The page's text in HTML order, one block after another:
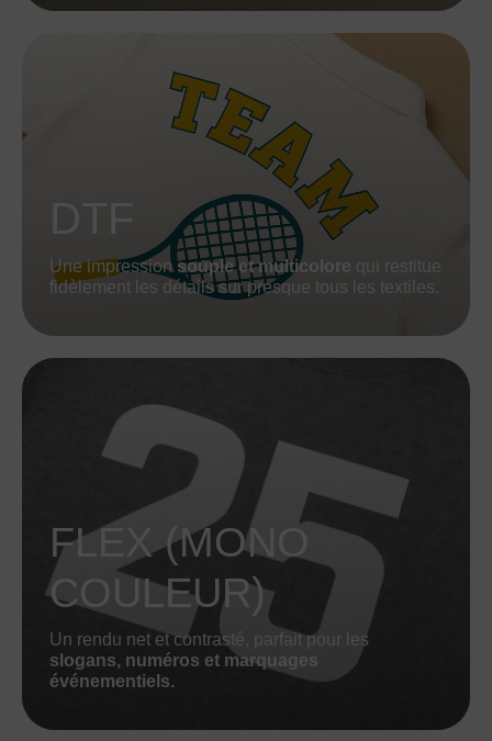
DTF
Une impressionsouple et multicolore qui restitue
fidèlement les détails sur presque tous les textiles.
FLEX (MONO
COULEUR)
Un rendu net et contrasté, parfait pour les
slogans, numéros et marquages
événementiels.